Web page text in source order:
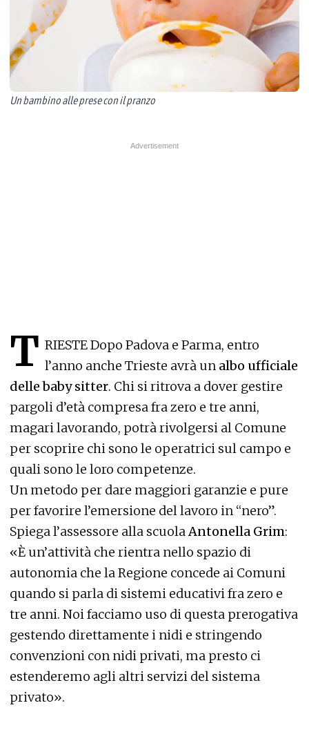
Un bambino alle prese con il pranzo
T RIESTE Dopo Padova e Parma, entro
l’anno anche Trieste avrà un albo ufficiale
delle baby sitter. Chi si ritrova a dover gestire
pargoli d’età compresa fra zero e tre anni,
magari lavorando, potrà rivolgersi al Comune
per scoprire chi sono le operatrici sul campo e
quali sono le loro competenze.
Un metodo per dare maggiori garanzie e pure
per favorire l’emersione del lavoro in “nero”.
Spiega l’assessore alla scuolaAntonella Grim:
«È un’attività che rientra nello spazio di
autonomia che la Regione concede ai Comuni
quando si parla di sistemi educativi fra zero e
tre anni. Noi facciamo uso di questa prerogativa
gestendo direttamente i nidi e stringendo
convenzioni con nidi privati, ma presto ci
estenderemo agli altri servizi del sistema
privato».